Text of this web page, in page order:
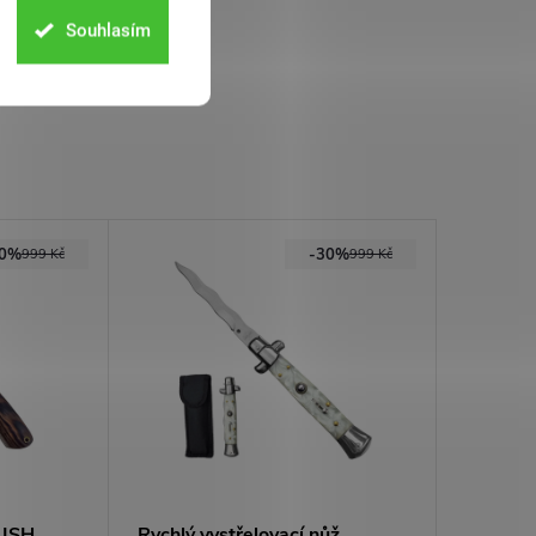
Souhlasím
999 Kč 999 Kč
-30%